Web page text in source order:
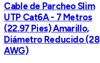
Cable de Parcheo Slim
UTP Cat6A - 7 Metros
(22.97 Pies) Amarillo,
Diámetro Reducido (28
AWG)